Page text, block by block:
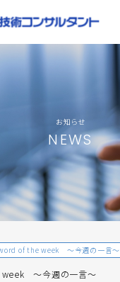
お知らせ
NEWS
of the week ～今週の一言～
～今週の一言～